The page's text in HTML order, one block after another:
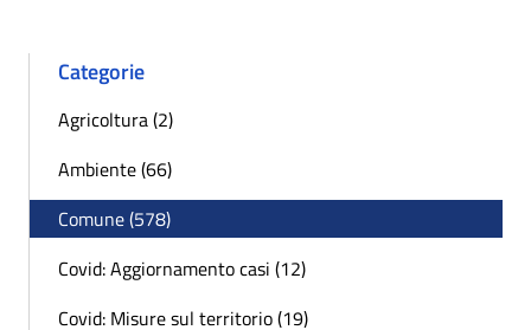
Categorie
Agricoltura (2)
Ambiente (66)
Comune (578)
Covid: Aggiornamento casi (12)
Covid: Misure sul territorio (19)